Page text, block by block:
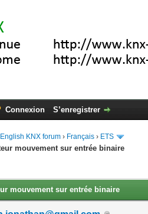
Connexion S’enregistrer
KNX forum › Français › ETS
mouvement sur entrée binaire
mouvement sur entrée binaire